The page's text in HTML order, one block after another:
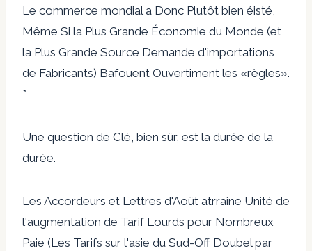
Le commerce mondial a Donc Plutôt bien éisté,
Même Si la Plus Grande Économie du Monde (et
la Plus Grande Source Demande d'importations
de Fabricants) Bafouent Ouvertiment les «règles».
*
Une question de Clé, bien sûr, est la durée de la
durée.
Les Accordeurs et Lettres d'Août atrraine Unité de
l'augmentation de Tarif Lourds pour Nombreux
Paie (Les Tarifs sur l'asie du Sud-Off Doubel par